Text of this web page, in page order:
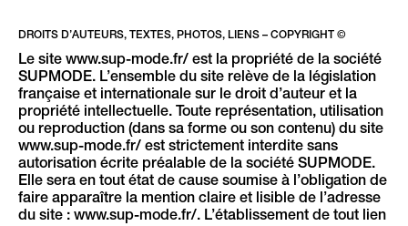
DROITS D’AUTEURS, TEXTES, PHOTOS, LIENS – COPYRIGHT ©
Le site www.sup-mode.fr/ est la propriété de la société
SUPMODE. L’ensemble du site relève de la législation
française et internationale sur le droit d’auteur et la
propriété intellectuelle. Toute représentation, utilisation
ou reproduction (dans sa forme ou son contenu) du site
www.sup-mode.fr/ est strictement interdite sans
autorisation écrite préalable de la société SUPMODE.
Elle sera en tout état de cause soumise à l’obligation de
faire apparaître la mention claire et lisible de l’adresse
du site : www.sup-mode.fr/. L’établissement de tout lien